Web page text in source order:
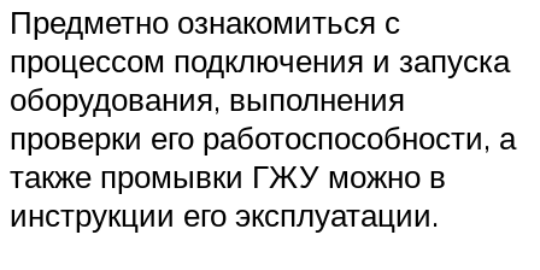
Предметно ознакомиться с
процессом подключения и запуска
оборудования, выполнения
проверки его работоспособности, а
также промывки ГЖУ можно в
инструкции его эксплуатации.